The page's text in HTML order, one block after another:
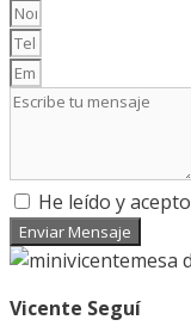
He leído y acepto
Enviar Mensaje
Vicente Seguí